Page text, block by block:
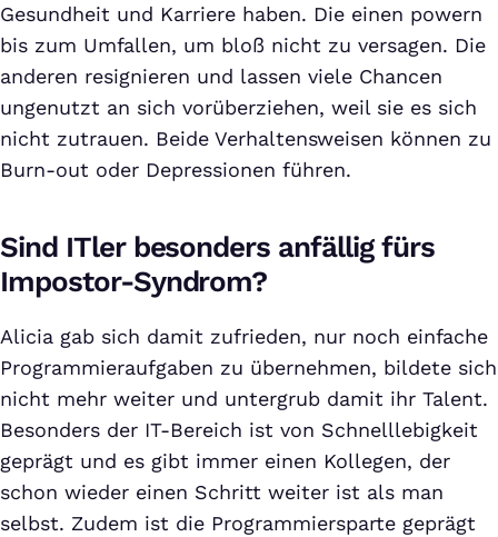
Gesundheit und Karriere haben. Die einen powern
bis zum Umfallen, um bloß nicht zu versagen. Die
anderen resignieren und lassen viele Chancen
ungenutzt an sich vorüberziehen, weil sie es sich
nicht zutrauen. Beide Verhaltensweisen können zu
Burn-out oder Depressionen führen.
Sind ITler besonders anfällig fürs
Impostor-Syndrom?
Alicia gab sich damit zufrieden, nur noch einfache
Programmieraufgaben zu übernehmen, bildete sich
nicht mehr weiter und untergrub damit ihr Talent.
Besonders der IT-Bereich ist von Schnelllebigkeit
geprägt und es gibt immer einen Kollegen, der
schon wieder einen Schritt weiter ist als man
selbst. Zudem ist die Programmiersparte geprägt